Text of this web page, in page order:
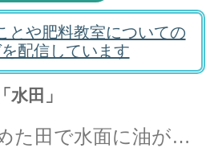
とや肥料教室についての
配信しています
田」
新しく稲作を始めた田で水面に油が浮いていた